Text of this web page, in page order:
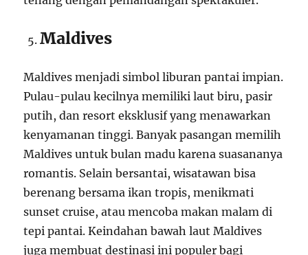
Maldives
Maldives menjadi simbol liburan pantai impian.
Pulau-pulau kecilnya memiliki laut biru, pasir
putih, dan resort eksklusif yang menawarkan
kenyamanan tinggi. Banyak pasangan memilih
Maldives untuk bulan madu karena suasananya
romantis. Selain bersantai, wisatawan bisa
berenang bersama ikan tropis, menikmati
sunset cruise, atau mencoba makan malam di
tepi pantai. Keindahan bawah laut Maldives
juga membuat destinasi ini populer bagi